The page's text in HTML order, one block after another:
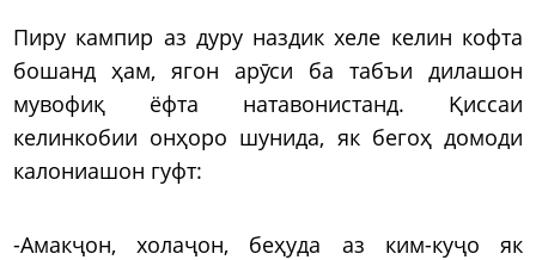
Пиру кампир аз дуру наздик хеле келин кофта
бошанд ҳам, ягон арӯси ба табъи дилашон
мувофиқ ёфта натавонистанд. Қиссаи
келинкобии онҳоро шунида, як бегоҳ домоди
калониашон гуфт:
-Амакҷон, холаҷон, беҳуда аз ким-куҷо як